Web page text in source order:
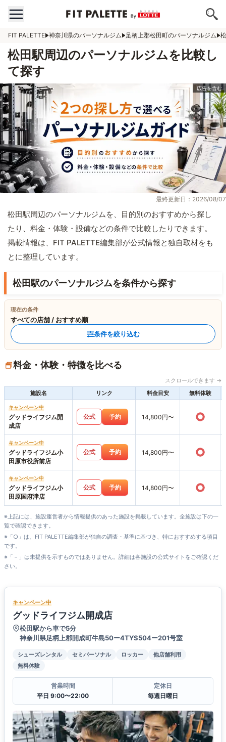
FIT PALETTE 神奈川県のパーソナルジム 足柄上郡松田町のパーソナルジム
松田駅周辺のパーソナルジムを比較し
て探す
最終更新日：2026/08/07
松田駅周辺のパーソナルジムを、目的別のおすすめから探し
たり、料金・体験・設備などの条件で比較したりできます。
掲載情報は、FIT PALETTE編集部が公式情報と独自取材をも
とに整理しています。
松田駅のパーソナルジムを条件から探す
現在の条件
すべての店舗 / おすすめ順
条件を絞り込む
料金・体験・特徴を比べる
スクロールできます →
施設名
リンク 料金目安 無料体験
キャンペーン中
グッドライフジム開
成店
公式 予約 14,800円〜 ○
キャンペーン中
グッドライフジム小
田原市役所前店
公式 予約 14,800円〜 ○
キャンペーン中
グッドライフジム小
田原国府津店
公式 予約 14,800円〜 ○
※上記には、施設運営者から情報提供のあった施設を掲載しています。全施設は下の一
覧で確認できます。
※「○」は、FIT PALETTE編集部が独自の調査・基準に基づき、特におすすめする項目
です。
※「－」は未提供を示すものではありません。詳細は各施設の公式サイトをご確認くだ
さい。
キャンペーン中
グッドライフジム開成店
松田駅から車で5分
神奈川県足柄上郡開成町牛島50ー4TYS504ー201号室
シューズレンタル セミパーソナル ロッカー
他店舗利用
無料体験
営業時間
平日 9:00〜22:00
定休日
毎週日曜日